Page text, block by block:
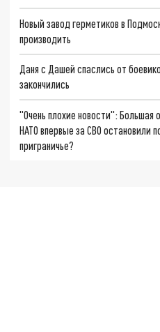
Новый завод герметиков в
производить
Даня с Дашей спаслись от
закончились
"Очень плохие новости":
НАТО впервые за СВО остановили
приграничье?